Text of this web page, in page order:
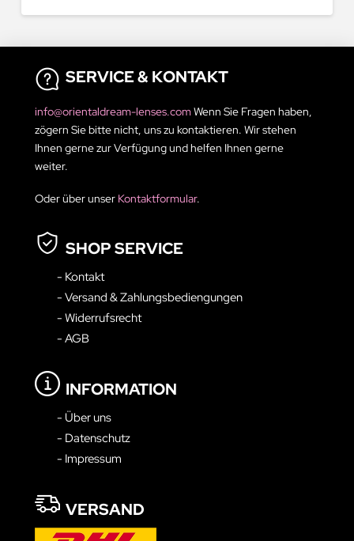
SERVICE & KONTAKT
info@orientaldream-lenses.comWenn Sie Fragen haben,
zögern Sie bitte nicht, uns zu kontaktieren. Wir stehen
Ihnen gerne zur Verfügung und helfen Ihnen gerne
weiter.
Oder über unser Kontaktformular.
SHOP SERVICE
- Kontakt
- Versand & Zahlungsbediengungen
- Widerrufsrecht
- AGB
INFORMATION
- Über uns
- Datenschutz
- Impressum
VERSAND